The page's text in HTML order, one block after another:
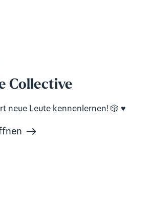
Collective
neue Leute kennenlernen! 🎲 ♥️